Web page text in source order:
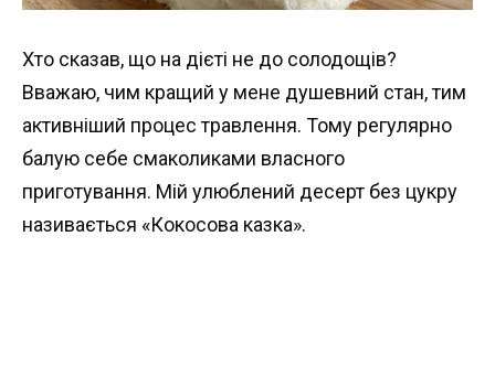
Хто сказав, що на дієті не до солодощів?
Вважаю, чим кращий у мене душевний стан, тим
активніший процес травлення. Тому регулярно
балую себе смаколиками власного
приготування. Мій улюблений десерт без цукру
називається «Кокосова казка».